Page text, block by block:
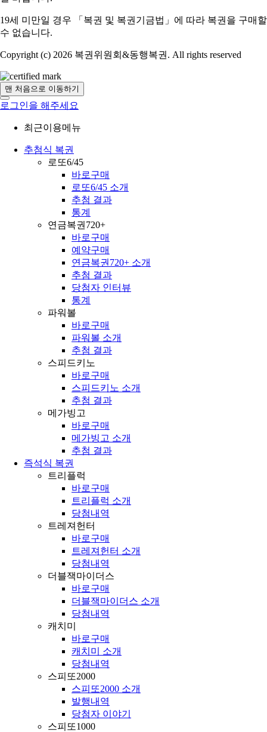
19세 미만일 경우 「복권 및 복권기금법」에 따라 복권을 구매할
수 없습니다.
Copyright (c) 2026 복권위원회&동행복권. All rights reserved
맨 처음으로 이동하기
로그인을 해주세요
최근이용메뉴
추첨식 복권
로또6/45
바로구매
로또6/45 소개
추첨 결과
통계
연금복권720+
바로구매
예약구매
연금복권720+ 소개
추첨 결과
당첨자 인터뷰
통계
파워볼
바로구매
파워볼 소개
추첨 결과
스피드키노
바로구매
스피드키노 소개
추첨 결과
메가빙고
바로구매
메가빙고 소개
추첨 결과
즉석식 복권
트리플럭
바로구매
트리플럭 소개
당첨내역
트레져헌터
바로구매
트레져헌터 소개
당첨내역
더블잭마이더스
바로구매
더블잭마이더스 소개
당첨내역
캐치미
바로구매
캐치미 소개
당첨내역
스피또2000
스피또2000 소개
발행내역
당첨자 이야기
스피또1000